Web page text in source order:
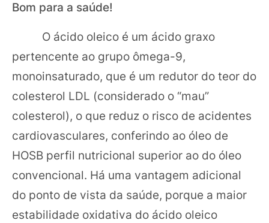
Bom para a saúde!
O ácido oleico é um ácido graxo
pertencente ao grupo ômega-9,
monoinsaturado, que é um redutor do teor do
colesterol LDL (considerado o “mau”
colesterol), o que reduz o risco de acidentes
cardiovasculares, conferindo ao óleo de
HOSB perfil nutricional superior ao do óleo
convencional. Há uma vantagem adicional
do ponto de vista da saúde, porque a maior
estabilidade oxidativa do ácido oleico